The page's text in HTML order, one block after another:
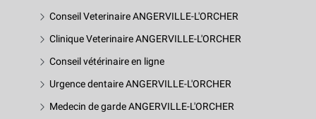
Conseil Veterinaire ANGERVILLE-L'ORCHER
Clinique Veterinaire ANGERVILLE-L'ORCHER
Conseil vétérinaire en ligne
Urgence dentaire ANGERVILLE-L'ORCHER
Medecin de garde ANGERVILLE-L'ORCHER